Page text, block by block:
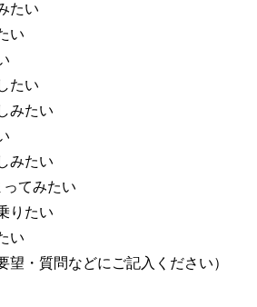
たい
い
たい
みたい
みたい
てみたい
りたい
い
望・質問などにご記入ください）